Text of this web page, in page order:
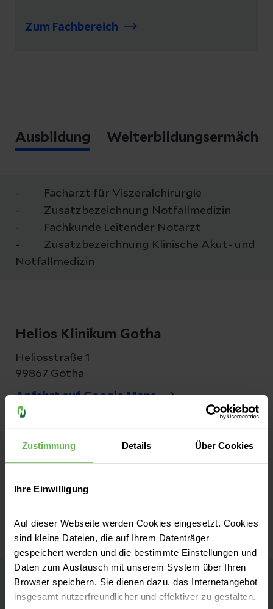
Zustimmung Details Über Cookies
Ihre Einwilligung
Auf dieser Webseite werden Cookies eingesetzt. Cookies
sind kleine Dateien, die auf Ihrem Datenträger
gespeichert werden und die bestimmte Einstellungen und
Daten zum Austausch mit unserem System über Ihren
Browser speichern. Sie dienen dazu, das Internetangebot
insgesamt nutzerfreundlicher und effektiver zu gestalten.
Zum Fachbereich
Ausbildung
- Facharzt für Viszeralchirurgie
- Zusatzbezeichnung Notfallmedizin
- Fachkunde Leitender Notarzt
- Zusatzbezeichnung Klinische Akut- und
Notfallmedizin
Helios Klinikum Gotha
Heliosstraße 1
99867 Gotha
Anfahrt auf Google Maps
E-Mail senden
Helios Klinikum Gotha